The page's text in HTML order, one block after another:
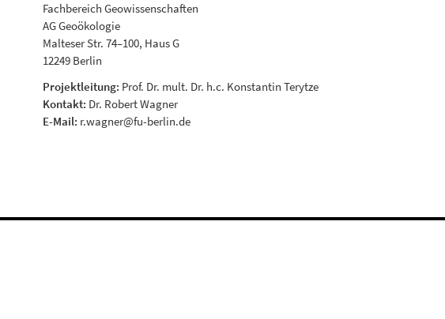
Fachbereich Geowissenschaften
AG Geoökologie
Malteser Str. 74–100, Haus G
12249 Berlin
Projektleitung: Prof. Dr. mult. Dr. h.c. Konstantin Terytze
Kontakt: Dr. Robert Wagner
E-Mail: r.wagner@fu-berlin.de